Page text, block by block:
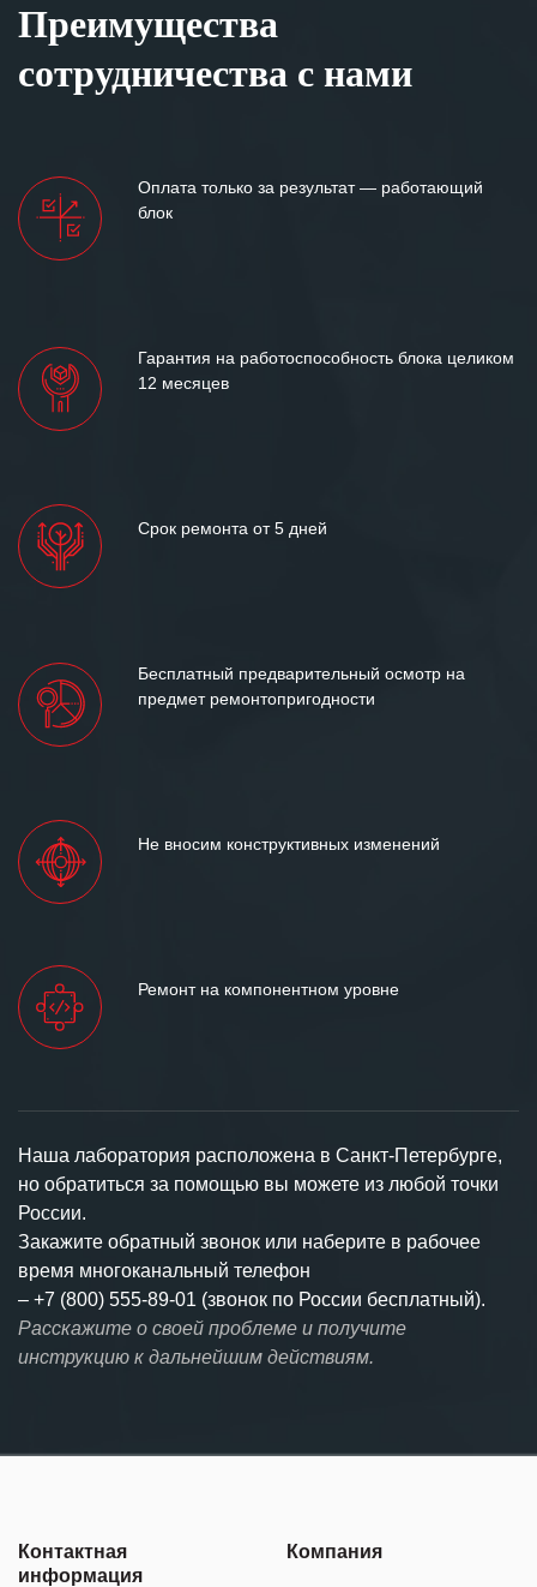
Особенно хочется отметить высокую
клиентоориентированность
персонала Вашей компании,
между нашими компаниями открытые
Преимущества
сотрудничества с нами
Оплата только за результат — работающий
блок
Гарантия на работоспособность блока целиком
12 месяцев
Срок ремонта от 5 дней
Бесплатный предварительный осмотр на
предмет ремонтопригодности
Не вносим конструктивных изменений
Ремонт на компонентном уровне
Наша лаборатория расположена в Санкт-Петербурге,
но обратиться за помощью вы можете из любой точки
России.
Закажите обратный звонок или наберите в рабочее
время многоканальный телефон
– +7 (800) 555-89-01 (звонок по России бесплатный).
Расскажите о своей проблеме и получите
инструкцию к дальнейшим действиям.
Контактная
информация
Компания